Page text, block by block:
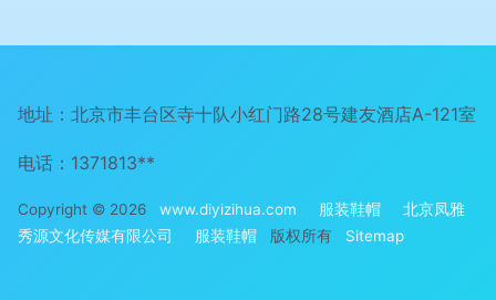
地址：北京市丰台区寺十队小红门路28号建友酒店A-121室
电话：1371813**
Copyright © 2026 www.diyizihua.com 服装鞋帽
北京凤雅
秀源文化传媒有限公司
服装鞋帽 版权所有 Sitemap